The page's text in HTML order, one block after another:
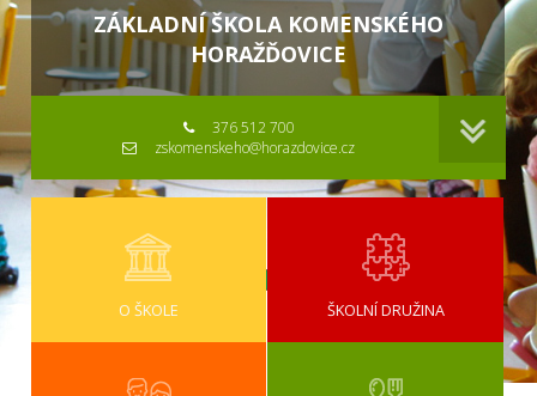
ZÁKLADNÍ ŠKOLA KOMENSKÉHO
HORAŽĎOVICE
376 512 700
zskomenskeho@horazdovice.cz
O ŠKOLE ŠKOLNÍ DRUŽINA